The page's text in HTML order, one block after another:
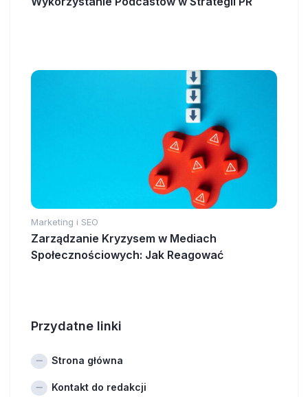
Marketing i SEO
Zarządzanie Kryzysem w Mediach
Społecznościowych: Jak Reagować
Przydatne linki
Strona główna
Kontakt do redakcji